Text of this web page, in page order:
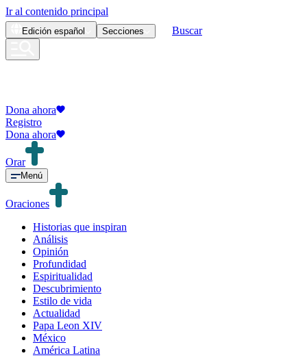
Ir al contenido principal
Edición español Secciones Buscar
Dona ahora
Registro
Dona ahora
Orar
Menú
Oraciones
Historias que inspiran
Análisis
Opinión
Profundidad
Espiritualidad
Descubrimiento
Estilo de vida
Actualidad
Papa Leon XIV
México
América Latina